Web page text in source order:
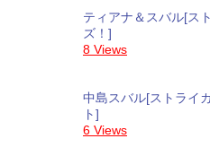
ティアナ＆スバル[ス
ズ！]
8 Views
中島スバル[ストライ
ト]
6 Views